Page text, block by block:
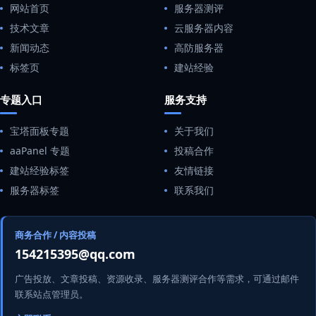
网站首页
技术文章
新闻动态
标签页
服务器测评
云服务器内容
高防服务器
建站经验
专题入口
宝塔面板专题
aaPanel 专题
建站经验标签
服务器标签
服务支持
关于我们
投稿合作
友情链接
联系我们
商务合作 / 内容投稿
154215395@qq.com
广告投放、文章投稿、资源收录、服务器测评合作等需求，可通过邮件
联系站点管理员。